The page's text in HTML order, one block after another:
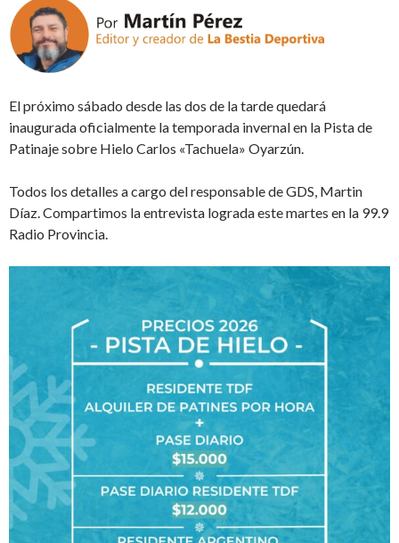
El próximo sábado desde las dos de la tarde quedará
inaugurada oficialmente la temporada invernal en la Pista de
Patinaje sobre Hielo Carlos «Tachuela» Oyarzún.
Todos los detalles a cargo del responsable de GDS, Martin
Díaz. Compartimos la entrevista lograda este martes en la 99.9
Radio Provincia.